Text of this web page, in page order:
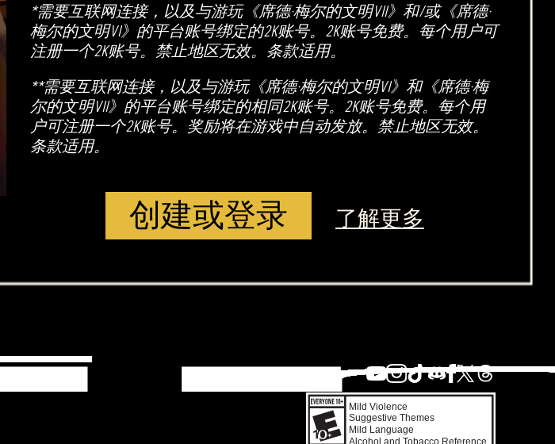
*需要互联网连接，以及与游玩《席德·梅尔的文明VII》和/或《席德·
梅尔的文明VI》的平台账号绑定的2K账号。2K账号免费。每个用户可
注册一个2K账号。禁止地区无效。条款适用。
**需要互联网连接，以及与游玩《席德·梅尔的文明VI》和《席德·梅
尔的文明VII》的平台账号绑定的相同2K账号。2K账号免费。每个用
户可注册一个2K账号。奖励将在游戏中自动发放。禁止地区无效。
条款适用。
创建或登录 了解更多